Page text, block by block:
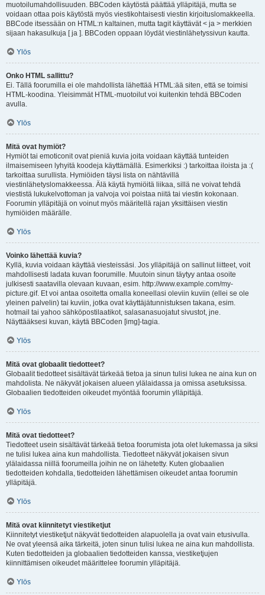
muotoilumahdollisuuden. BBCoden käytöstä päättää ylläpitäjä, mutta se
voidaan ottaa pois käytöstä myös viestikohtaisesti viestin kirjoituslomakkeella.
BBCode itsessään on HTML:n kaltainen, mutta tagit käyttävät < ja > merkkien
sijaan hakasulkuja [ ja ]. BBCoden oppaan löydät viestinlähetyssivun kautta.
Ylös
Onko HTML sallittu?
Ei. Tällä foorumilla ei ole mahdollista lähettää HTML:ää siten, että se toimisi
HTML-koodina. Yleisimmät HTML-muotoilut voi kuitenkin tehdä BBCoden
avulla.
Ylös
Mitä ovat hymiöt?
Hymiöt tai emoticonit ovat pieniä kuvia joita voidaan käyttää tunteiden
ilmaisemiseen lyhyitä koodeja käyttämällä. Esimerkiksi :) tarkoittaa iloista ja :(
tarkoittaa surullista. Hymiöiden täysi lista on nähtävillä
viestinlähetyslomakkeessa. Älä käytä hymiöitä liikaa, sillä ne voivat tehdä
viestistä lukukelvottoman ja valvoja voi poistaa niitä tai viestin kokonaan.
Foorumin ylläpitäjä on voinut myös määritellä rajan yksittäisen viestin
hymiöiden määrälle.
Ylös
Voinko lähettää kuvia?
Kyllä, kuvia voidaan käyttää viesteissäsi. Jos ylläpitäjä on sallinut liitteet, voit
mahdollisesti ladata kuvan foorumille. Muutoin sinun täytyy antaa osoite
julkisesti saatavilla olevaan kuvaan, esim. http://www.example.com/my-
picture.gif. Et voi antaa osoitetta omalla koneellasi oleviin kuviin (ellei se ole
yleinen palvelin) tai kuviin, jotka ovat käyttäjätunnistuksen takana, esim.
hotmail tai yahoo sähköpostilaatikot, salasanasuojatut sivustot, jne.
Näyttääksesi kuvan, käytä BBCoden [img]-tagia.
Ylös
Mitä ovat globaalit tiedotteet?
Globaalit tiedotteet sisältävät tärkeää tietoa ja sinun tulisi lukea ne aina kun on
mahdolista. Ne näkyvät jokaisen alueen ylälaidassa ja omissa asetuksissa.
Globaalien tiedotteiden oikeudet myöntää foorumin ylläpitäjä.
Ylös
Mitä ovat tiedotteet?
Tiedotteet usein sisältävät tärkeää tietoa foorumista jota olet lukemassa ja siksi
ne tulisi lukea aina kun mahdollista. Tiedotteet näkyvät jokaisen sivun
ylälaidassa niillä foorumeilla joihin ne on lähetetty. Kuten globaalien
tiedotteiden kohdalla, tiedotteiden lähettämisen oikeudet antaa foorumin
ylläpitäjä.
Ylös
Mitä ovat kiinnitetyt viestiketjut
Kiinnitetyt viestiketjut näkyvät tiedotteiden alapuolella ja ovat vain etusivulla.
Ne ovat yleensä aika tärkeitä, joten sinun tulisi lukea ne aina kun mahdollista.
Kuten tiedotteiden ja globaalien tiedotteiden kanssa, viestiketjujen
kiinnittämisen oikeudet määrittelee foorumin ylläpitäjä.
Ylös